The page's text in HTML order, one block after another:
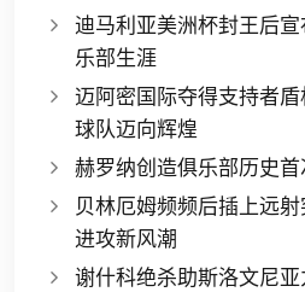
迪马利亚美洲杯封王后
乐部生涯
迈阿密国际夺得支持者
球队迈向辉煌
赫罗纳创造俱乐部历史
贝林厄姆频频后插上远
进攻新风潮
谢什科绝杀助斯洛文尼